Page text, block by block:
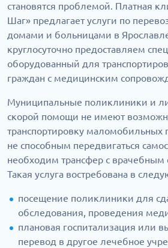
становятся проблемой. Платная
Шаг» предлагает услуги по
домами и больницами в
круглосуточно предоставляем
оборудованный для
граждан с медицинским
Муниципальные поликлиники и
скорой помощи не имеют
транспортировку маломобильных
не способным передвигаться
необходим трансфер с
Такая услуга востребована в
посещение поликлиники для
обследования, проведения
плановая госпитализация или
перевод в другое лечебное